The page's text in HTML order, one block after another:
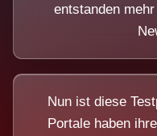
entstanden
Nun ist diese
Portale haben